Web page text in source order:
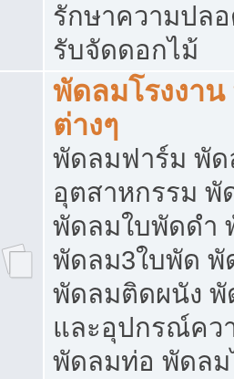
รักษาความปล
รับจัดดอกไม้
พัดลมโรงงา
ต่างๆ
พัดลมฟาร์ม พัด
อุตสาหกรรม
พัดลมใบพัดดำ
พัดลม3ใบพัด พั
พัดลมติดผนัง
และอุปกรณ์คว
พัดลมท่อ พัดลม